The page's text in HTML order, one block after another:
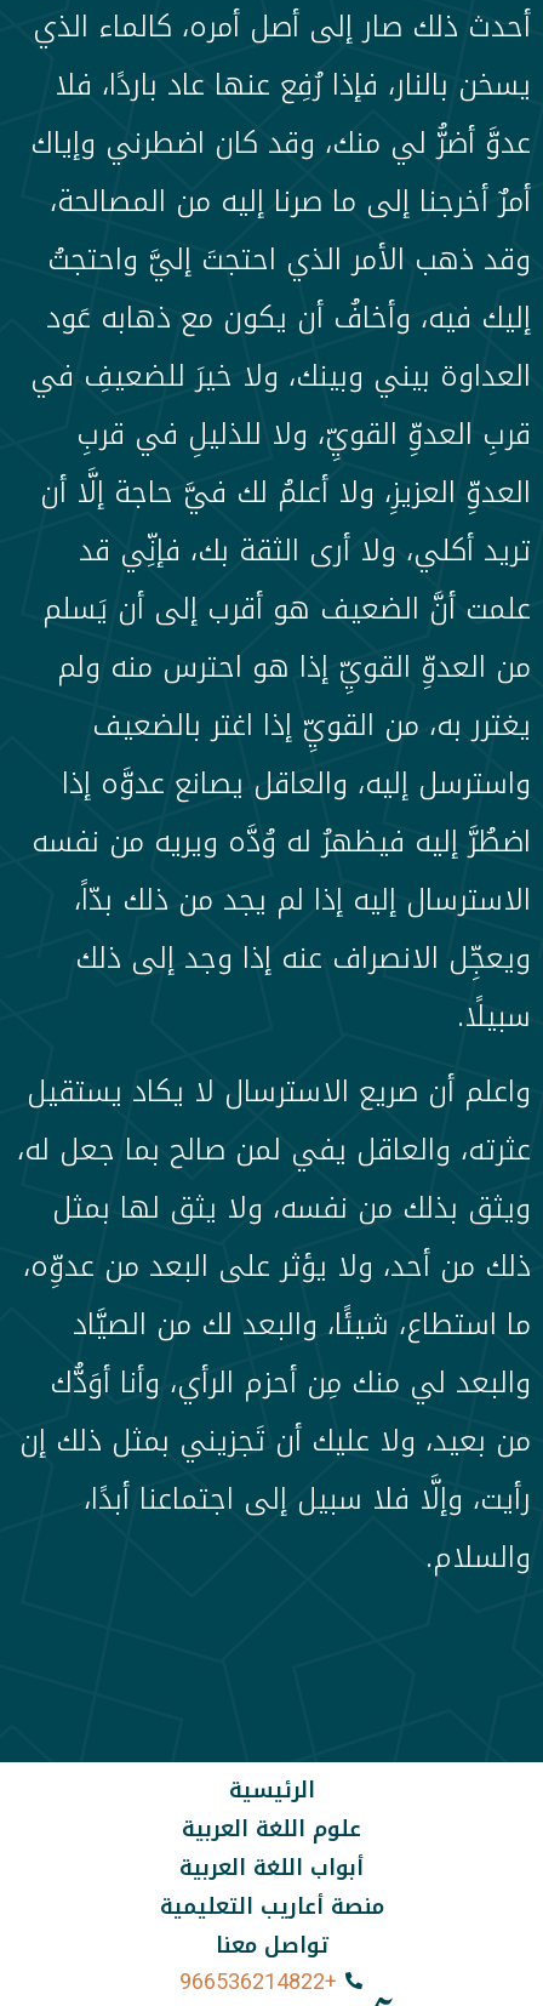
أحدث ذلك صار إلى أصل أمره، كالماء الذي
يسخن بالنار، فإذا رُفِع عنها عاد باردًا، فلا
عدوَّ أضرُّ لي منك، وقد كان اضطرني وإياك
أمرٌ أخرجنا إلى ما صرنا إليه من المصالحة،
وقد ذهب الأمر الذي احتجتَ إليَّ واحتجتُ
إليك فيه، وأخافُ أن يكون مع ذهابه عَود
العداوة بيني وبينك، ولا خيرَ للضعيفِ في
قربِ العدوِّ القويِّ، ولا للذليلِ في قربِ
العدوِّ العزيزِ، ولا أعلمُ لك فيَّ حاجة إلَّا أن
تريد أكلي، ولا أرى الثقة بك، فإنِّي قد
علمت أنَّ الضعيف هو أقرب إلى أن يَسلم
من العدوِّ القويِّ إذا هو احترس منه ولم
يغترر به، من القويِّ إذا اغتر بالضعيف
واسترسل إليه، والعاقل يصانع عدوَّه إذا
اضطُرَّ إليه فيظهرُ له وُدَّه ويريه من نفسه
الاسترسال إليه إذا لم يجد من ذلك بدّاً،
ويعجِّل الانصراف عنه إذا وجد إلى ذلك
سبيلًا.
واعلم أن صريع الاسترسال لا يكاد يستقيل
عثرته، والعاقل يفي لمن صالح بما جعل له،
ويثق بذلك من نفسه، ولا يثق لها بمثل
ذلك من أحد، ولا يؤثر على البعد من عدوِّه،
ما استطاع، شيئًا، والبعد لك من الصيَّاد
والبعد لي منك مِن أحزم الرأي، وأنا أوَدُّك
من بعيد، ولا عليك أن تَجزيني بمثل ذلك إن
رأيت، وإلَّا فلا سبيل إلى اجتماعنا أبدًا،
والسلام.
الرئيسية
علوم اللغة العربية
أبواب اللغة العربية
منصة أعاريب التعليمية
تواصل معنا
+966536214822